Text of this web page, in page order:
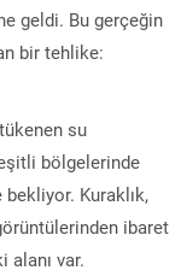
geldi. Bu gerçeğin
bir tehlike:
su
bölgelerinde
bekliyor. Kuraklık,
ibaret
alanı var.